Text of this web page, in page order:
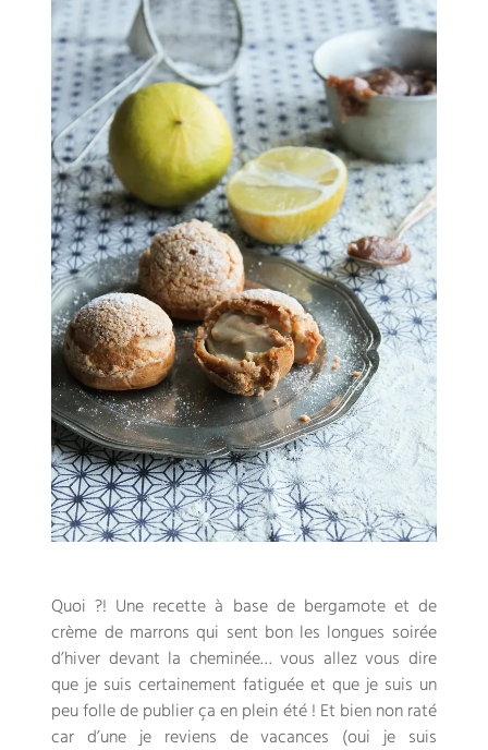
Quoi ?! Une recette à base de bergamote et de
crème de marrons qui sent bon les longues soirée
d’hiver devant la cheminée…vous allez vous dire
que je suis certainement fatiguée et que je suis un
peu folle de publier ça en plein été! Et bien non raté
car d’une je reviens de vacances (oui je suis